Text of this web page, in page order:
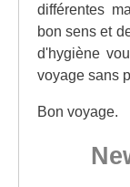
différentes
bon sens et
d'hygiène
voyage sans
Bon voyage.